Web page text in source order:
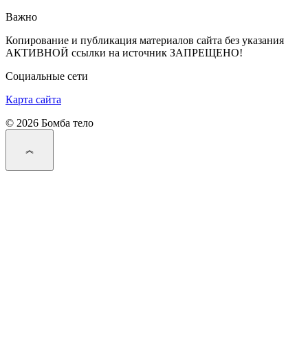
Важно
Копирование и публикация материалов сайта без указания
АКТИВНОЙ ссылки на источник ЗАПРЕЩЕНО!
Социальные сети
Карта сайта
© 2026 Бомба тело